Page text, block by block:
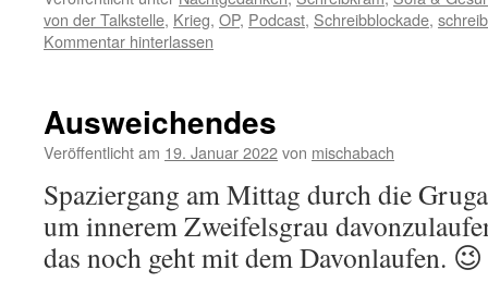
von der Talkstelle, Krieg, OP, Podcast, Schreibblockade,
Kommentar hinterlassen
Ausweichendes
Veröffentlicht am 19. Januar 2022von mischabach
Spaziergang am Mittag durch die
um innerem Zweifelsgrau
das noch geht mit dem Davonlaufen. 😉